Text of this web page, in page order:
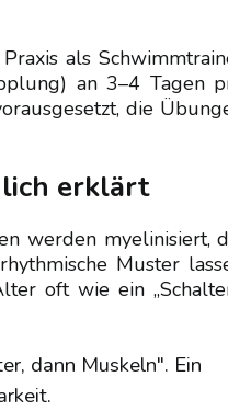
als
an 3–4 Tagen
die
erklärt
werden myelinisiert,
Muster
oft wie ein
dann Muskeln". Ein